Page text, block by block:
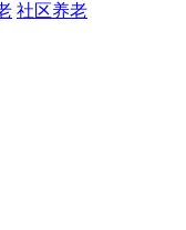
社区养老